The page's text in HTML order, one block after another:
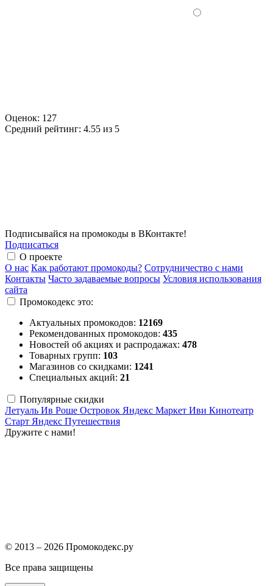
Оценок: 127
Средний рейтинг: 4.55 из 5
Подписывайся на промокоды в ВКонтакте!
Подписаться
О проекте
О нас Как работают промокоды? Сотрудничество с нами
Контакты Часто задаваемые вопросы Условия использования
сайта
Промокодекс это:
Актуальных промокодов: 12169
Рекомендованных промокодов: 435
Новостей об акциях и распродажах: 478
Товарных групп: 103
Магазинов со скидками: 1241
Специальных акций: 21
Популярные скидки
Летуаль Ив Роше Островок Яндекс Маркет Иви Кинотеатр
Старт Яндекс Путешествия
Дружите с нами!
© 2013 – 2026 Промокодекс.ру
Все права защищены